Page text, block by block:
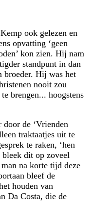
ook gelezen en
opvatting ‘geen
kon zien. Hij nam
standpunt in dan
broeder. Hij was het
nooit zou
brengen... hoogstens
de ‘Vrienden
traktaatjes uit te
te raken, ‘hen
bleek dit op zoveel
na korte tijd deze
bleef de
houden van
Da Costa, die de